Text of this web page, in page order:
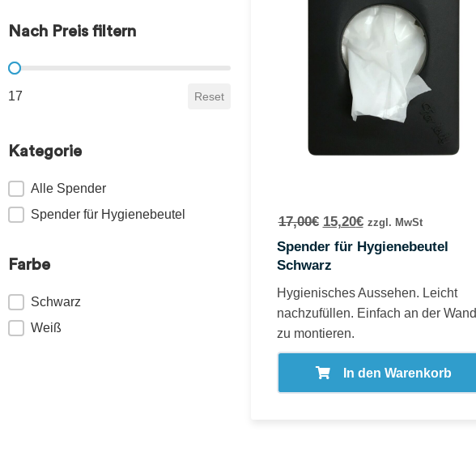
Nach Preis filtern
Nach Preis filtern
17 Reset
Kategorie
Kategorie
Alle Spender
Spender für Hygienebeutel
Farbe
FarbeSchwarz
Weiß
17,00€ 15,20€ zzgl. MwSt
Spender für Hygienebeutel
Schwarz
Hygienisches Aussehen. Leicht
nachzufüllen. Einfach an der Wand
zu montieren.
In den Warenkorb